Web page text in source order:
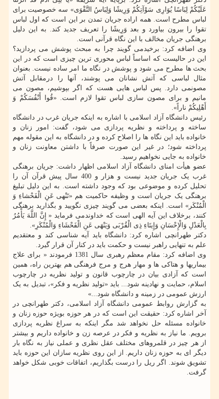
عَلَیْکُمْ لِبَاسًا یُوَارِی سَوْآتِکُمْ وَرِیشًا وَلِبَاسُ التَّقْوَی» سه خصوصیت برای
لباس مطرح است. همه اراده جریان تمدن بر این است که اول لباس
تقوا را بیرون بیاورد و بعد وَرِیشًا را تعریف جدید کند. به این دلیل
برهنگی جریان مخالف با این نگاه قرآنی است.
وی اضافه کرد: برخیدمی گویند چرا به مبحث پوشش می پردازید؟
این در حالیست که اساساً لباس محوری ترین چیزی است که در این
بحث ها مطرح می شود و پوشش در نگاه ما امر ساده نیست. بعنوان
مثال لباسی که آتش نشانان می پوشند، آنها را درمقابل آتش
مصونمی دارد. پس لباس هایی هست که اگر بپوشیم، مصون می
مانیم و برای مصون سازی لباس تقوا لازم است. «قُوا أَنْفُسَکُمْ وَ
أَهْلِیکُمْ ناراً».
رئیس دانشگاه آزاد اسلامی با اشاره به اینکه جریان غرب در دانشگاه
ساخته و پرداخته و نظریه پردازی می شود، گفت: امور زنان و
خانواده باید این نگاه ها را اصلاح کرده و در دانشگاه به این مقوله مهم
پرداخته شود؛ در غیر این صورت صرفاً با داشتن معاونت زنان و
خانواده به جایی نخواهیم رسید.
عضو هیأت امنای دانشگاه آزاد اسلامی اظهار داشت: جریان برهنگی
غرب یک جریان جدید نیست و هزار و 400 سال پیش قرآن آن را
تحلیل کرده و موضوعی بود که وجود داشته است. به این دلیل تبلیغ
برهنگی یک جریان است و وظیفه حاکمیت هم «تَنْهی‏ عَنِ الْفَحْشاءِ وَ
الْمُنْکَر» است. اینکه بعضی می گویند چیزی نگویید و بگذارید برهنگی
کنند، برخلاف این آیه الهی است که خداوندمی فرماید « إِنَّ اللَّهَ یَأْمُرُ
بِالْعَدْلِ وَالْإِحْسَانِ وَإِیتَاءِ ذِی الْقُرْبَی وَیَنْهَی عَنِ الْفَحْشَاءِ وَالْمُنْکَرِ».
دکتر طهرانچی اشاره کرد: دانشگاه باید آیه شناسی کند و معتقدیم
علم به تنهایی راهبر نیست و حکمت باید در کنار آن قرار گیرد.
وی اضافه کرد: مقام معظم رهبری سال 1381 فرمودند « برای علاج
بیماریها و هتاکی ها و مهار هرج و مرج فرهنگی هم بهترین راه، همین
است که آزادی بیان در چارچوب قانون و تولید نظریه در چارچوب
اسلام، حمایت و نهادینه شود... باید «تولید نظریه و فکر»، تبدیل به یک
ارزش عمومی در زمینه و دانشگاه شود...»
به گزارش روابط عمومی دانشگاه آزاد اسلامی، دکتر طهرانچی در
آخر اشاره کرد: حقیقت این است که در هر حوزه بویژه حوزه زنان و
خانواده مسئله حل نخواهد شد مگر اینکه به سراغ نظریه پردازی
برویم. ما نیاز به نظریه و فکر در عرصه زن و خانواده داریم و بیشتر
از هر چیز در قلمروهای مختلف عقل نظری و عملی نیاز به نگاه بار
دیگر ای به حوزه زنان داریم. از این روی نظریه سازان این حوزه باید
تشویق شوند. اگر ریل را درست بگذاریم، اتفاقات خوبی شکل خواهد
گرفت.